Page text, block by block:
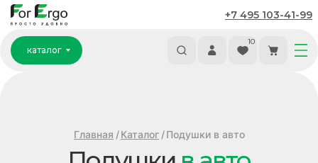
+7 495 103-41-99
каталог
10
каталог
Подушки в авто
Каталог
/
Главная /